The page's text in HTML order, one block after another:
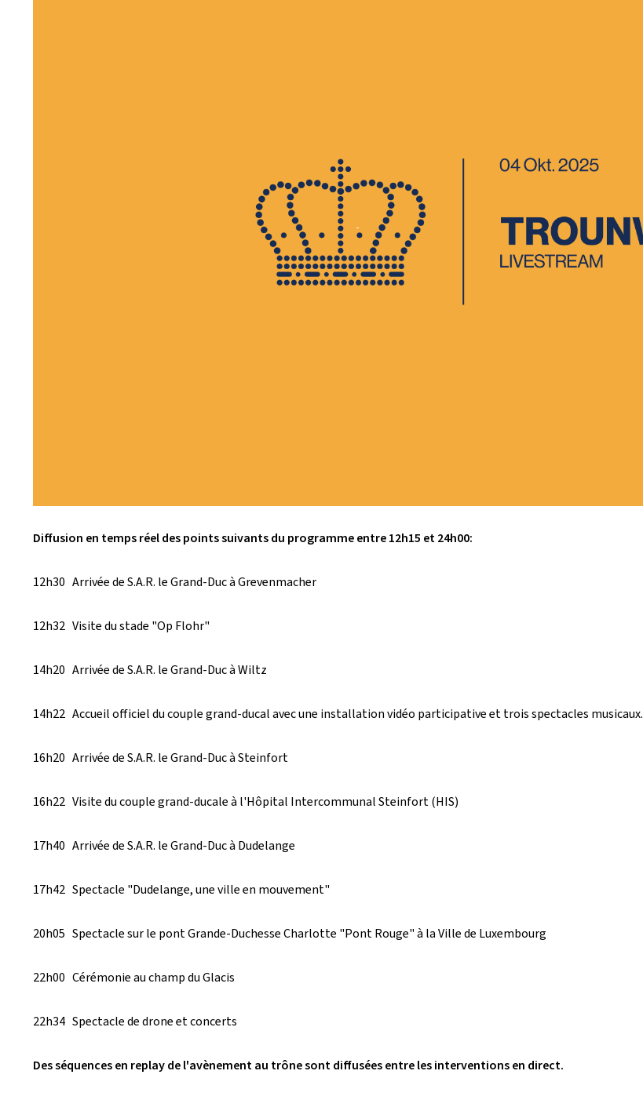
Diffusion en temps réel des points suivants du programme entre 12h15 et 24h00:
12h30 Arrivée de S.A.R. le Grand-Duc à Grevenmacher
12h32 Visite du stade "Op Flohr"
14h20 Arrivée de S.A.R. le Grand-Duc à Wiltz
14h22 Accueil officiel du couple grand-ducal avec une installation vidéo participative et trois spectacles musicaux.
16h20 Arrivée de S.A.R. le Grand-Duc à Steinfort
16h22 Visite du couple grand-ducale à l'Hôpital Intercommunal Steinfort (HIS)
17h40 Arrivée de S.A.R. le Grand-Duc à Dudelange
17h42 Spectacle "Dudelange, une ville en mouvement"
20h05 Spectacle sur le pont Grande-Duchesse Charlotte "Pont Rouge" à la Ville de Luxembourg
22h00 Cérémonie au champ du Glacis
22h34 Spectacle de drone et concerts
Des séquences en replay de l'avènement au trône sont diffusées entre les interventions en direct.